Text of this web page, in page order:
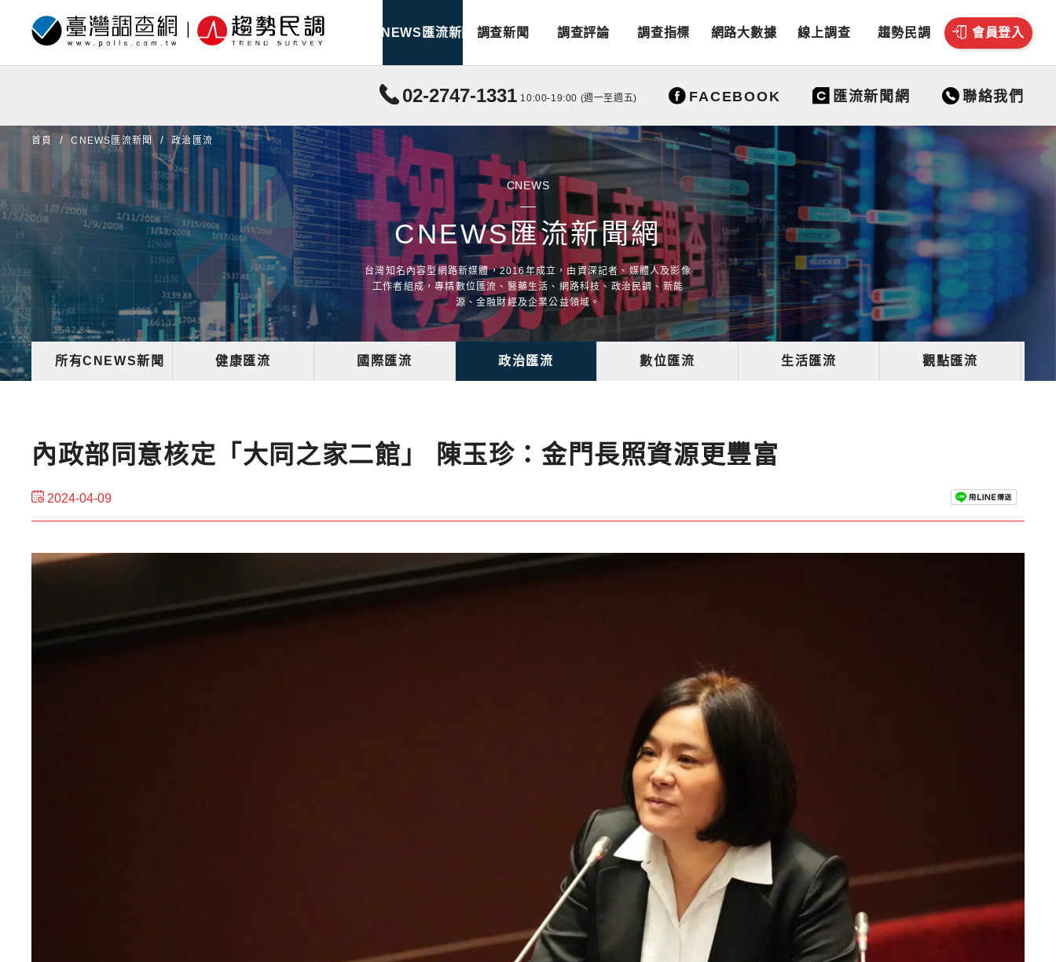
CNEWS匯流新聞 調查新聞 調查評論 調查指標 網路大數據 線上調查 趨勢民調 會員登入
02-2747-1331 10:00-19:00 (週一至週五) FACEBOOK 匯流新聞網 聯絡我們
首頁 CNEWS匯流新聞 政治匯流
CNEWS
CNEWS匯流新聞網
台灣知名內容型網路新媒體，2016年成立，由資深記者、媒體人及影像
工作者組成，專精數位匯流、醫藥生活、網路科技、政治民調、新能
源、金融財經及企業公益領域。
所有CNEWS新聞 健康匯流 國際匯流 政治匯流 數位匯流 生活匯流 觀點匯流
內政部同意核定「大同之家二館」 陳玉珍：金門長照資源更豐富
2024-04-09